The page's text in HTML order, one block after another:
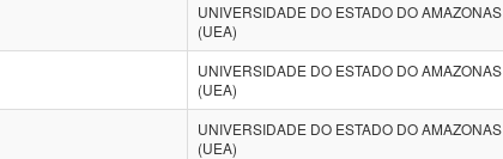
UNIVERSIDADE DO ESTADO DO AMAZONAS
(UEA)
UNIVERSIDADE DO ESTADO DO AMAZONAS
(UEA)
UNIVERSIDADE DO ESTADO DO AMAZONAS
(UEA)